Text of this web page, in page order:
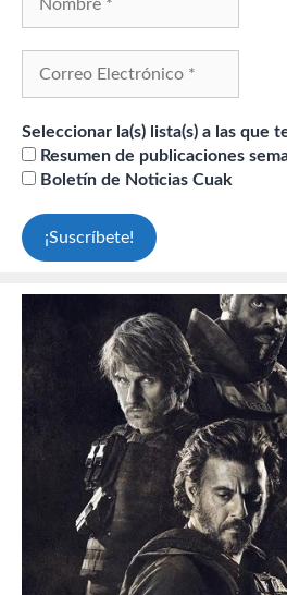
Seleccionar la(s) lista(s) a las que
Resumen de publicaciones
Boletín de Noticias Cuak